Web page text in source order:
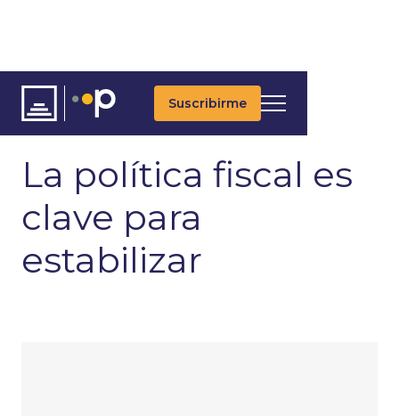
Suscribirme
ARTÍCULOS
La política fiscal es
clave para
estabilizar